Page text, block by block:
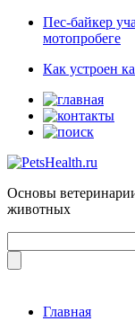
Пес-байкер
мотопробеге
Как устроен
Основы
животных
Главная